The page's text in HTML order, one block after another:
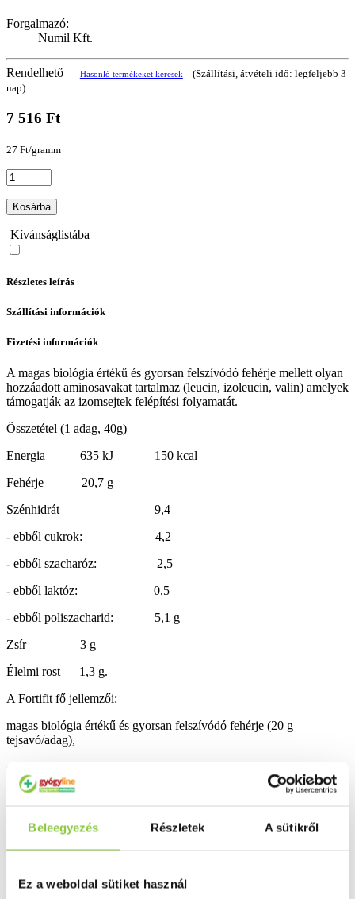
Beleegyezés Részletek A sütikről
Ez a weboldal sütiket használ
Forgalmazó:
Numil Kft.
Rendelhető Hasonló termékeket keresek
(Szállítási, átvételi idő: legfeljebb 3
nap)
7 516 Ft
27 Ft/gramm
Kosárba
Kívánságlistába
Részletes leírás
Szállítási információk
Fizetési információk
A magas biológia értékű és gyorsan felszívódó fehérje mellett olyan
hozzáadott aminosavakat tartalmaz (leucin, izoleucin, valin) amelyek
támogatják az izomsejtek felépítési folyamatát.
Összetétel (1 adag, 40g)
Energia 635 kJ 150 kcal
Fehérje 20,7 g
Szénhidrát 9,4
- ebből cukrok: 4,2
- ebből szacharóz: 2,5
- ebből laktóz: 0,5
- ebből poliszacharid: 5,1 g
Zsír 3 g
Élelmi rost 1,3 g.
A Fortifit fő jellemzői:
magas biológia értékű és gyorsan felszívódó fehérje (20 g
tejsavó/adag),
esszenciális aminosavak (10 g/adag),
leucin (3 g/adag),
alacsony kalória (150 kcal/adag),
D-vitamin (800 IU/adag).
tápszerpor.